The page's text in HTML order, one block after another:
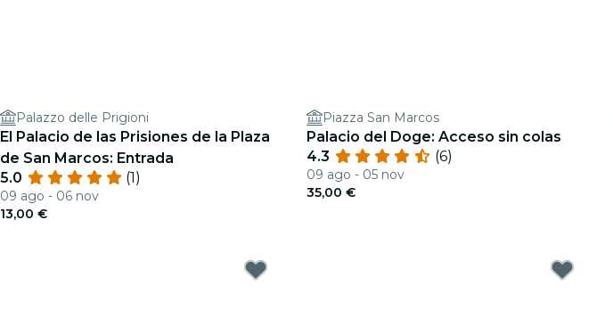
Palazzo delle Prigioni
El Palacio de las Prisiones de la Plaza
de San Marcos: Entrada
5.0
(1)
09 ago - 06 nov
13,00 €
Piazza San Marcos
Palacio del Doge: Acceso sin colas
4.3
(6)
09 ago - 05 nov
35,00 €